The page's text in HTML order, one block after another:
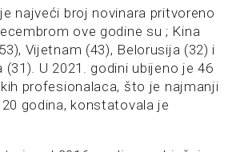
najveći broj novinara pritvoreno
ove godine su ; Kina
Vijetnam (43), Belorusija (32) i
(31). U 2021. godini ubijeno je 46
profesionalaca, što je najmanji
godina, konstatovala je